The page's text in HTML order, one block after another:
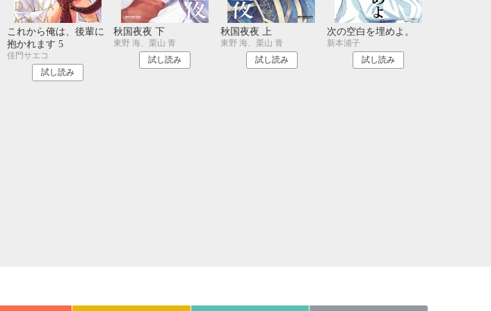
これから俺は、後輩に
抱かれます 5
佳門サエコ
試し読み
秋国夜夜 下
東野 海、栗山 青
試し読み
秋国夜夜 上
東野 海、栗山 青
試し読み
次の空白を埋めよ。
新本浦子
試し読み
25
26
18 19 20 21 22 23
24
25
26 28 29 30 31